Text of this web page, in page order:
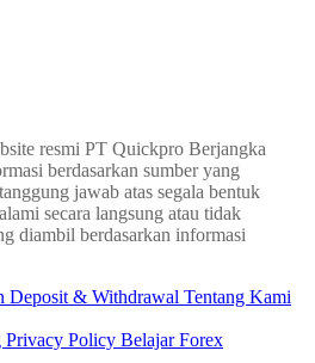
resmi PT Quickpro Berjangka
berdasarkan sumber yang
jawab atas segala bentuk
secara langsung atau tidak
diambil berdasarkan informasi
Deposit & Withdrawal Tentang Kami
Privacy Policy Belajar Forex